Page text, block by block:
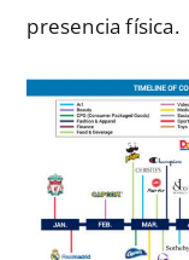
presencia física.